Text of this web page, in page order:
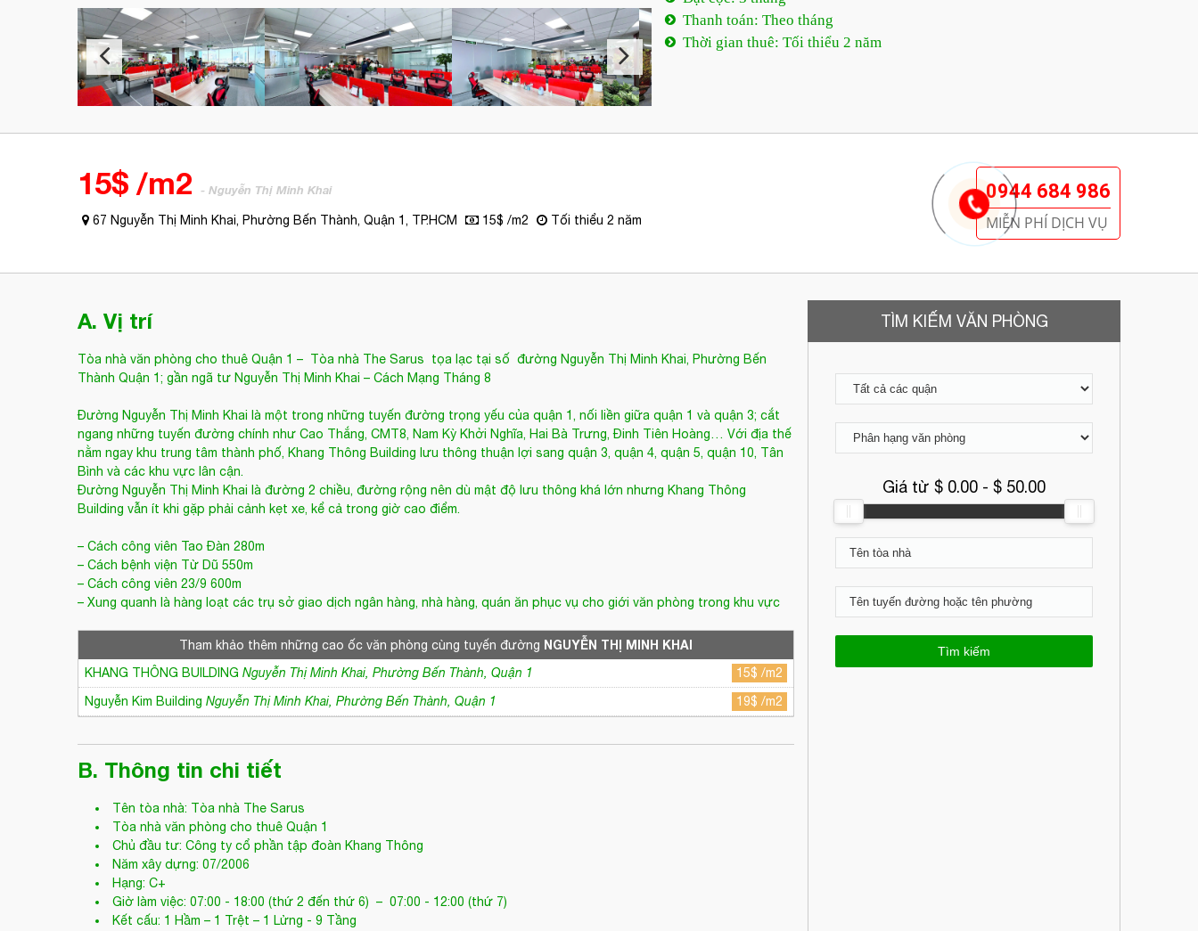
Thanh toán: Theo tháng
Thời gian thuê: Tối thiểu 2 năm
15$ /m2 - Nguyễn Thị Minh Khai
67 Nguyễn Thị Minh Khai, Phường Bến Thành, Quận 1, TP.HCM 15$ /m2 Tối thiểu 2 năm
0944 684 986
MIỄN PHÍ DỊCH VỤ
TÌM KIẾM VĂN PHÒNG
Giá từ $ 0.00 - $ 50.00
A. Vị trí
Tòa nhà văn phòng cho thuê Quận 1 – Tòa nhà The Sarus tọa lạc tại số đường Nguyễn Thị Minh Khai, Phường Bến
Thành Quận 1; gần ngã tư Nguyễn Thị Minh Khai – Cách Mạng Tháng 8
Đường Nguyễn Thị Minh Khai là một trong những tuyến đường trọng yếu của quận 1, nối liền giữa quận 1 và quận 3; cắt
ngang những tuyến đường chính như Cao Thắng, CMT8, Nam Kỳ Khởi Nghĩa, Hai Bà Trưng, Đinh Tiên Hoàng… Với địa thế
nằm ngay khu trung tâm thành phố, Khang Thông Building lưu thông thuận lợi sang quận 3, quận 4, quận 5, quận 10, Tân
Bình và các khu vực lân cận.
Đường Nguyễn Thị Minh Khai là đường 2 chiều, đường rộng nên dù mật độ lưu thông khá lớn nhưng Khang Thông
Building vẫn ít khi gặp phải cảnh kẹt xe, kể cả trong giờ cao điểm.
– Cách công viên Tao Đàn 280m
– Cách bệnh viện Từ Dũ 550m
– Cách công viên 23/9 600m
– Xung quanh là hàng loạt các trụ sở giao dịch ngân hàng, nhà hàng, quán ăn phục vụ cho giới văn phòng trong khu vực
Tham khảo thêm những cao ốc văn phòng cùng tuyến đường NGUYỄN THỊ MINH KHAI
KHANG THÔNG BUILDING Nguyễn Thị Minh Khai, Phường Bến Thành, Quận 1
15$ /m2
Nguyễn Kim Building Nguyễn Thị Minh Khai, Phường Bến Thành, Quận 1 19$ /m2
B. Thông tin chi tiết
Tên tòa nhà: Tòa nhà The Sarus
Tòa nhà văn phòng cho thuê Quận 1
Chủ đầu tư: Công ty cổ phần tập đoàn Khang Thông
Năm xây dựng: 07/2006
Hạng: C+
Giờ làm việc: 07:00 - 18:00 (thứ 2 đến thứ 6) – 07:00 - 12:00 (thứ 7)
Kết cấu: 1 Hầm – 1 Trệt – 1 Lửng - 9 Tầng